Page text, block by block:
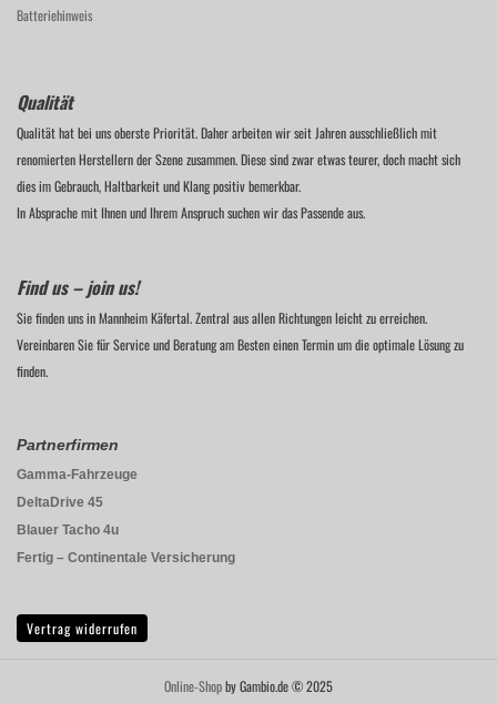
Batteriehinweis
Qualität
Qualität hat bei uns oberste Priorität. Daher arbeiten wir seit Jahren ausschließlich mit
renomierten Herstellern der Szene zusammen. Diese sind zwar etwas teurer, doch macht sich
dies im Gebrauch, Haltbarkeit und Klang positiv bemerkbar.
In Absprache mit Ihnen und Ihrem Anspruch suchen wir das Passende aus.
Find us – join us!
Sie finden uns in Mannheim Käfertal. Zentral aus allen Richtungen leicht zu erreichen.
Vereinbaren Sie für Service und Beratung am Besten einen Termin um die optimale Lösung zu
finden.
Partnerfirmen
Gamma-Fahrzeuge
DeltaDrive 45
Blauer Tacho 4u
Fertig – Continentale Versicherung
Vertrag widerrufen
Online-Shopby Gambio.de © 2025